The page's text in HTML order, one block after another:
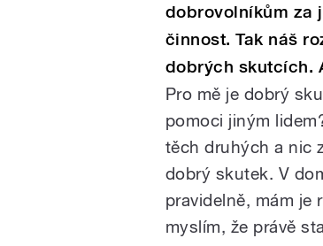
dobrovolníkům za
činnost. Tak náš
dobrých skutcích.
Pro mě je dobrý
pomoci jiným
těch druhých a nic
dobrý skutek. V
pravidelně, mám je
myslím, že právě